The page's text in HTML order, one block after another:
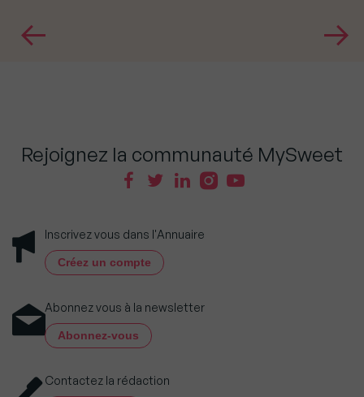
Rejoignez la communauté MySweet
Inscrivez vous dans l'Annuaire
Créez un compte
Abonnez vous à la newsletter
Abonnez-vous
Contactez la rédaction